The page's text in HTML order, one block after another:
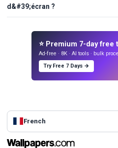
d&#39;écran ?
⭐ Premium 7-day free
Ad-free · 8K · AI tools · bulk
Try Free 7 Days →
French